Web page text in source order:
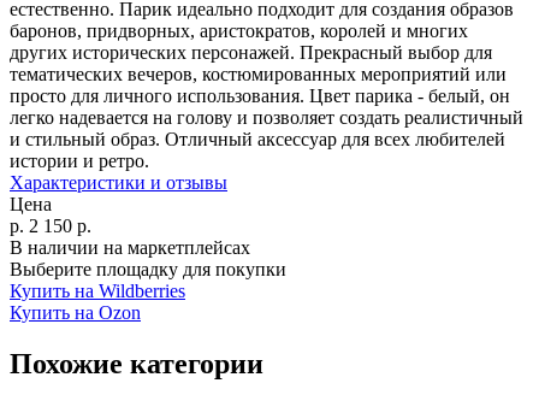
естественно. Парик идеально подходит для создания образов
баронов, придворных, аристократов, королей и многих
других исторических персонажей. Прекрасный выбор для
тематических вечеров, костюмированных мероприятий или
просто для личного использования. Цвет парика - белый, он
легко надевается на голову и позволяет создать реалистичный
и стильный образ. Отличный аксессуар для всех любителей
истории и ретро.
Характеристики и отзывы
Цена
р. 2 150 р.
В наличии на маркетплейсах
Выберите площадку для покупки
Купить на Wildberries
Купить на Ozon
Похожие категории